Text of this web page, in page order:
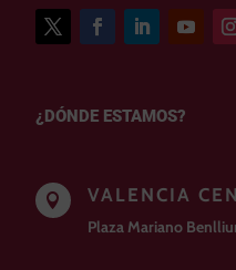
¿DÓNDE ESTAMOS?
 VALENCIA
Plaza Mariano